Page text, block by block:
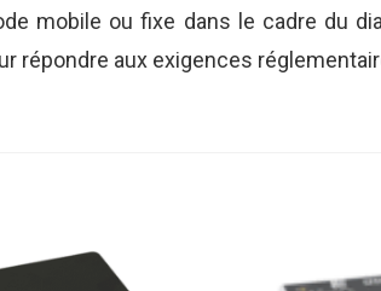
mobile ou fixe dans le cadre du
répondre aux exigences